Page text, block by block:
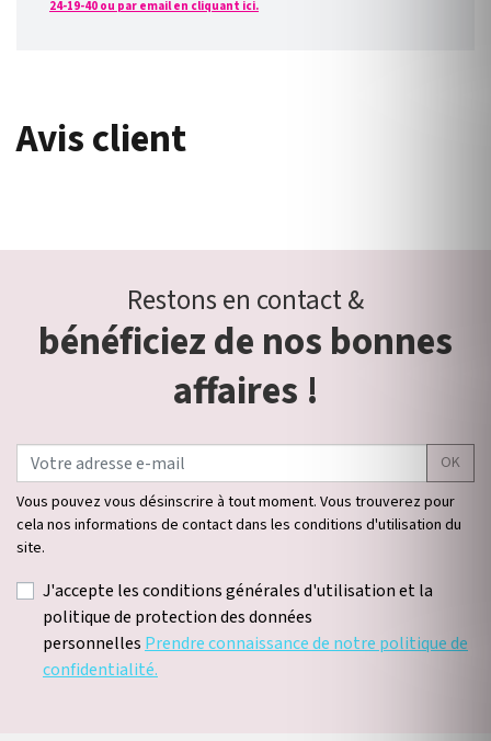
24-19-40 ou par email en cliquant ici.
Avis client
Restons en contact &
bénéficiez de nos bonnes
affaires !
OK
Vous pouvez vous désinscrire à tout moment. Vous trouverez pour
cela nos informations de contact dans les conditions d'utilisation du
site.
J'accepte les conditions générales d'utilisation et la
politique de protection des données
personnelles Prendre connaissance de notre politique de
confidentialité.